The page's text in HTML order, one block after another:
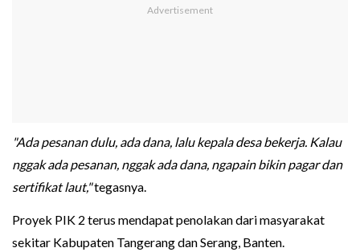
"Ada pesanan dulu, ada dana, lalu kepala desa bekerja. Kalau
nggak ada pesanan, nggak ada dana, ngapain bikin pagar dan
sertifikat laut,"tegasnya.
Proyek PIK 2 terus mendapat penolakan dari masyarakat
sekitar Kabupaten Tangerang dan Serang, Banten.